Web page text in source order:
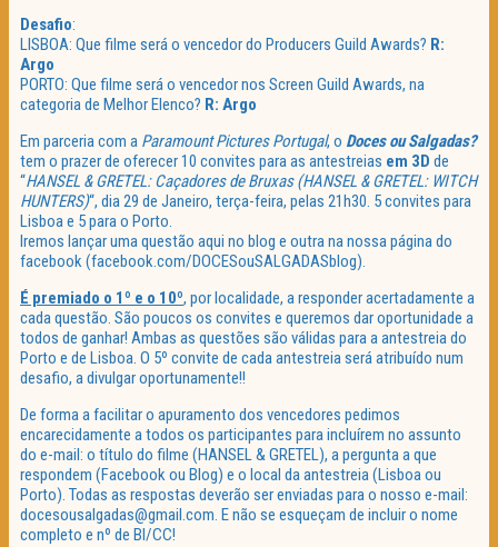
Desafio:
LISBOA: Que filme será o vencedor do Producers Guild Awards? R:
Argo
PORTO: Que filme será o vencedor nos Screen Guild Awards, na
categoria de Melhor Elenco? R: Argo
Em parceria com a Paramount Pictures Portugal, o Doces ou Salgadas?
tem o prazer de oferecer 10 convites para as antestreias em 3D de
“HANSEL & GRETEL: Caçadores de Bruxas (HANSEL & GRETEL: WITCH
HUNTERS)“, dia 29 de Janeiro, terça-feira, pelas 21h30. 5 convites para
Lisboa e 5 para o Porto.
Iremos lançar uma questão aqui no blog e outra na nossa página do
facebook (facebook.com/DOCESouSALGADASblog).
É premiado o 1º e o 10º, por localidade, a responder acertadamente a
cada questão. São poucos os convites e queremos dar oportunidade a
todos de ganhar! Ambas as questões são válidas para a antestreia do
Porto e de Lisboa. O 5º convite de cada antestreia será atribuído num
desafio, a divulgar oportunamente!!
De forma a facilitar o apuramento dos vencedores pedimos
encarecidamente a todos os participantes para incluírem no assunto
do e-mail: o título do filme (HANSEL & GRETEL), a pergunta a que
respondem (Facebook ou Blog) e o local da antestreia (Lisboa ou
Porto). Todas as respostas deverão ser enviadas para o nosso e-mail:
docesousalgadas@gmail.com. E não se esqueçam de incluir o nome
completo e nº de BI/CC!